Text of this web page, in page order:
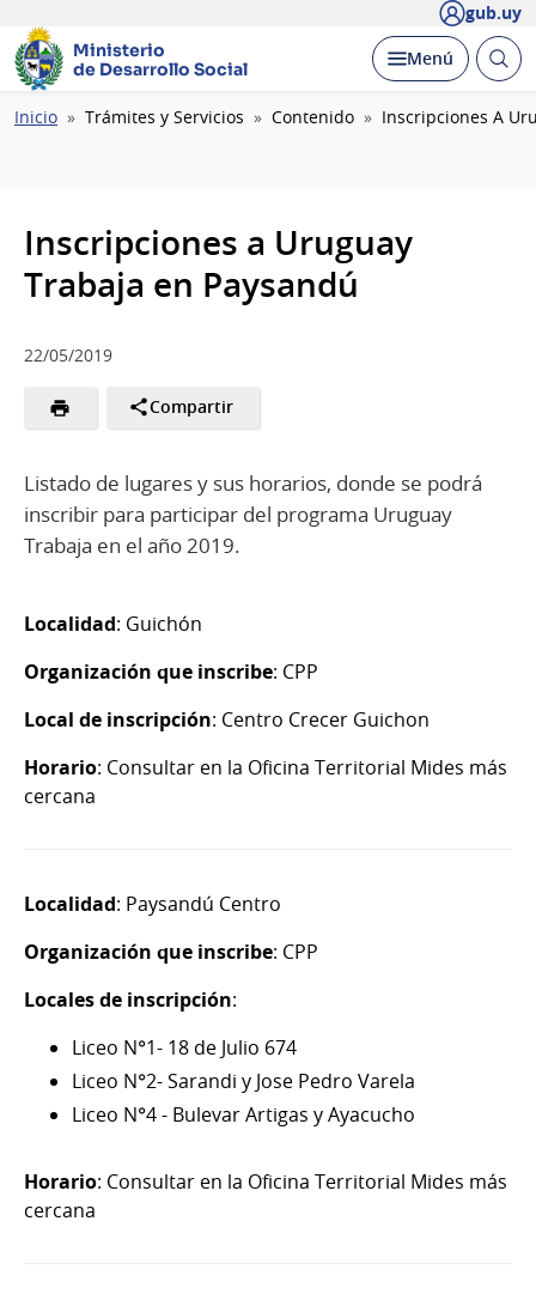
gub.uy
Ministerio
de Desarrollo Social
Desplegar
Menú Abrir
Ruta
Inicio Trámites y Servicios Contenido Inscripciones A
Inscripciones a Uruguay
Trabaja en Paysandú
22/05/2019
Compartir
Listado de lugares y sus horarios, donde se podrá
inscribir para participar del programa Uruguay
Trabaja en el año 2019.
Localidad: Guichón
Organización que inscribe: CPP
Local de inscripción: Centro Crecer Guichon
Horario: Consultar en la Oficina Territorial Mides más
cercana
Localidad: Paysandú Centro
Organización que inscribe: CPP
Locales de inscripción:
Liceo N°1- 18 de Julio 674
Liceo N°2- Sarandi y Jose Pedro Varela
Liceo N°4 - Bulevar Artigas y Ayacucho
Horario: Consultar en la Oficina Territorial Mides más
cercana